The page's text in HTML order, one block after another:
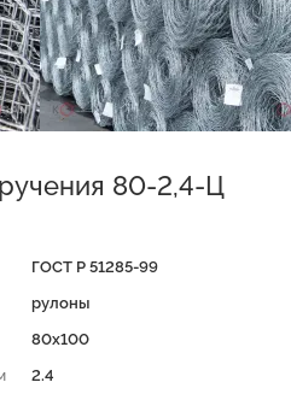
80-2,4-Ц
ГОСТ Р 51285-99
рулоны
80x100
2.4